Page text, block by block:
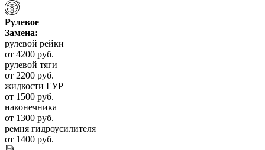
Рулевое
Замена:
рулевой рейки
от 4200 руб.
рулевой тяги
от 2200 руб.
жидкости ГУР
от 1500 руб.
наконечника
от 1300 руб.
ремня гидроусилителя
от 1400 руб.